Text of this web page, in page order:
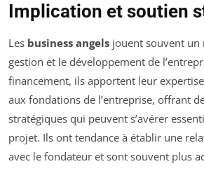
Implication et soutien
Les business angels jouent souvent un
gestion et le développement de
financement, ils apportent leur
aux fondations de l’entreprise, offrant
stratégiques qui peuvent s’avérer
projet. Ils ont tendance à établir une
avec le fondateur et sont souvent plus